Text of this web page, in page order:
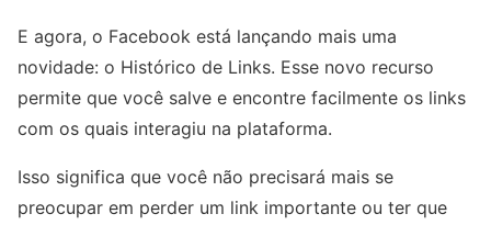
E agora, o Facebook está lançando mais uma
novidade: o Histórico de Links. Esse novo recurso
permite que você salve e encontre facilmente os links
com os quais interagiu na plataforma.
Isso significa que você não precisará mais se
preocupar em perder um link importante ou ter que